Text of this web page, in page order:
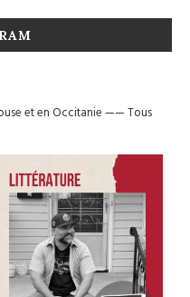
et en Occitanie——Tous